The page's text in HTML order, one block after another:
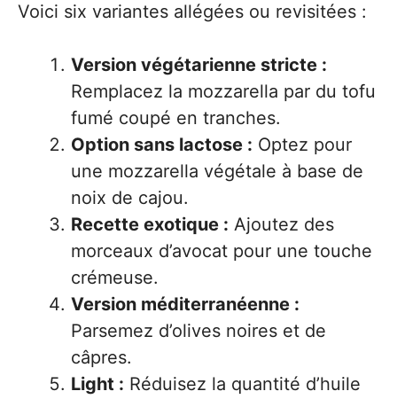
Voici six variantes allégées ou revisitées :
Version végétarienne stricte :
Remplacez la mozzarella par du tofu
fumé coupé en tranches.
Option sans lactose : Optez pour
une mozzarella végétale à base de
noix de cajou.
Recette exotique : Ajoutez des
morceaux d’avocat pour une touche
crémeuse.
Version méditerranéenne :
Parsemez d’olives noires et de
câpres.
Light : Réduisez la quantité d’huile